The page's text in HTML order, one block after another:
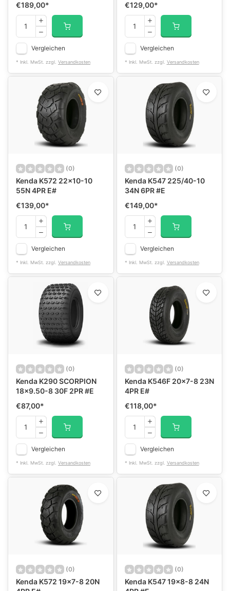
€189,00*
Vergleichen
* Inkl. MwSt. zzgl. Versandkosten
€129,00*
Vergleichen
* Inkl. MwSt. zzgl. Versandkosten
(0)
Kenda K572 22x10-10
55N 4PR E#
€139,00*
Vergleichen
* Inkl. MwSt. zzgl. Versandkosten
(0)
Kenda K547 225/40-10
34N 6PR #E
€149,00*
Vergleichen
* Inkl. MwSt. zzgl. Versandkosten
(0)
Kenda K290 SCORPION
18x9.50-8 30F 2PR #E
€87,00*
Vergleichen
* Inkl. MwSt. zzgl. Versandkosten
(0)
Kenda K546F 20x7-8 23N
4PR E#
€118,00*
Vergleichen
* Inkl. MwSt. zzgl. Versandkosten
(0)
Kenda K572 19x7-8 20N
(0)
Kenda K547 19x8-8 24N